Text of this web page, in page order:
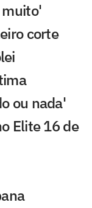
muito'
corte
ou nada'
Elite 16 de